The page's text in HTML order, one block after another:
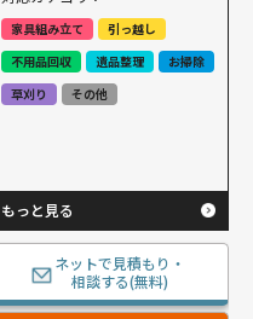
家具組み立て
引っ越し
不用品回収
遺品整理
お掃除
草刈り
その他
もっと見る
ネットで見積もり・
相談する(無料)